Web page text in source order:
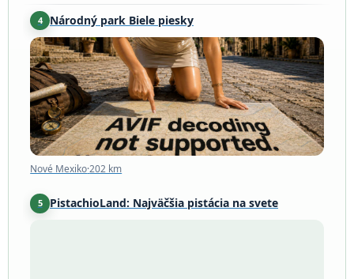
4 Národný park Biele piesky
Nové Mexiko·202 km
Nové Mexiko·202 km
5 PistachioLand: Najväčšia pistácia na svete